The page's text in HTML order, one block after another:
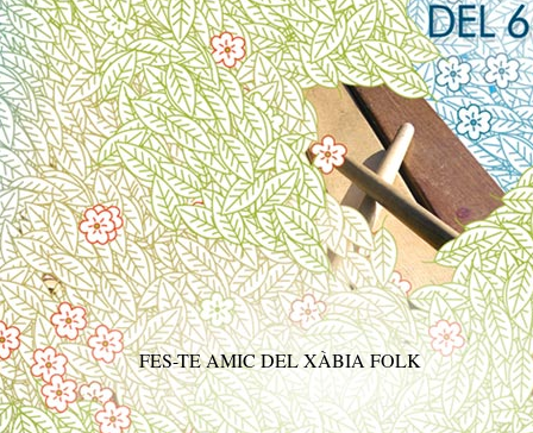
FES-TE AMIC DEL XÀBIA FOLK